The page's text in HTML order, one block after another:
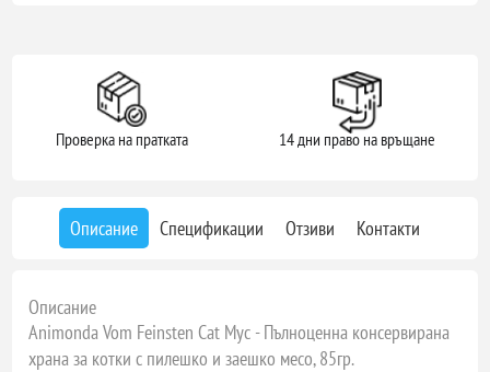
Проверка на пратката 14 дни право на връщане
Описание Спецификации Отзиви Контакти
Описание
Animonda Vom Feinsten Cat Мус - Пълноценна консервирана
храна за котки с пилешко и заешко месо, 85гр.